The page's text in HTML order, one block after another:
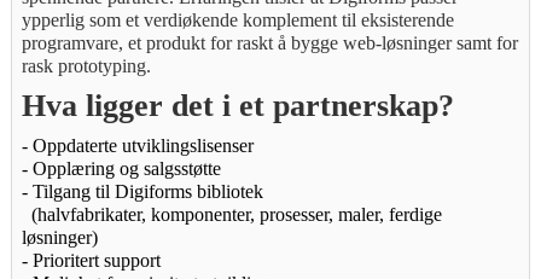
ypperlig som et verdiøkende komplement til eksisterende
programvare, et produkt for raskt å bygge web-løsninger samt for
rask prototyping.
Hva ligger det i et partnerskap?
- Oppdaterte utviklingslisenser
- Opplæring og salgsstøtte
- Tilgang til Digiforms bibliotek
løsninger)
- Prioritert support